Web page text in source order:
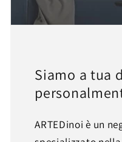
Siamo a tua
ARTEDinoi è un